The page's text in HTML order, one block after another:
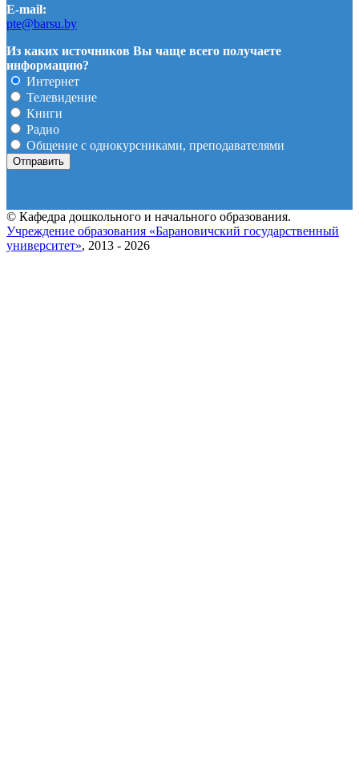
E-mail:
pte@barsu.by
Из каких источников Вы чаще всего получаете
информацию?
Интернет
Телевидение
Книги
Радио
Общение с однокурсниками, преподавателями
© Кафедра дошкольного и начального образования.
Учреждение образования «Барановичский государственный
университет», 2013 - 2026